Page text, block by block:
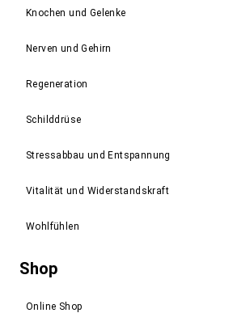
Knochen und Gelenke
Nerven und Gehirn
Regeneration
Schilddrüse
Stressabbau und Entspannung
Vitalität und Widerstandskraft
Wohlfühlen
Shop
Online Shop